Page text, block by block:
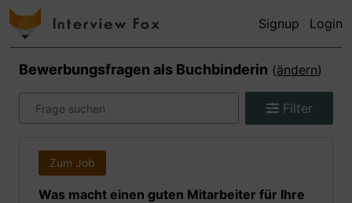
Signup Login
Bewerbungsfragen als Buchbinderin (ändern)
Filter
Zum Job
Was macht einen guten Mitarbeiter für Ihre